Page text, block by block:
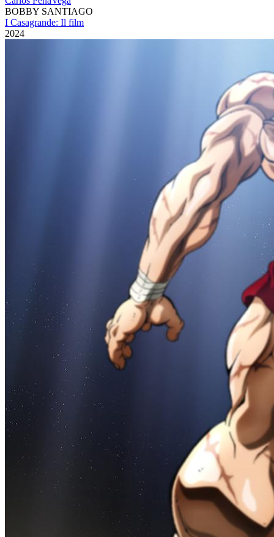
BOBBY SANTIAGO
I Casagrande: Il film
2024